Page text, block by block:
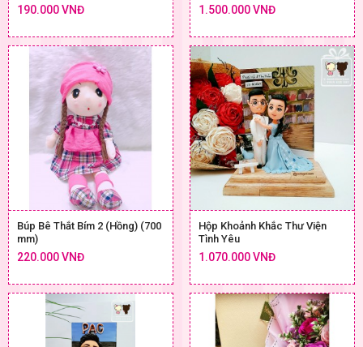
190.000 VNĐ 1.500.000 VNĐ
Búp Bê Thắt Bím 2 (Hồng) (700
mm)
220.000 VNĐ
Hộp Khoảnh Khắc Thư Viện
Tình Yêu
1.070.000 VNĐ